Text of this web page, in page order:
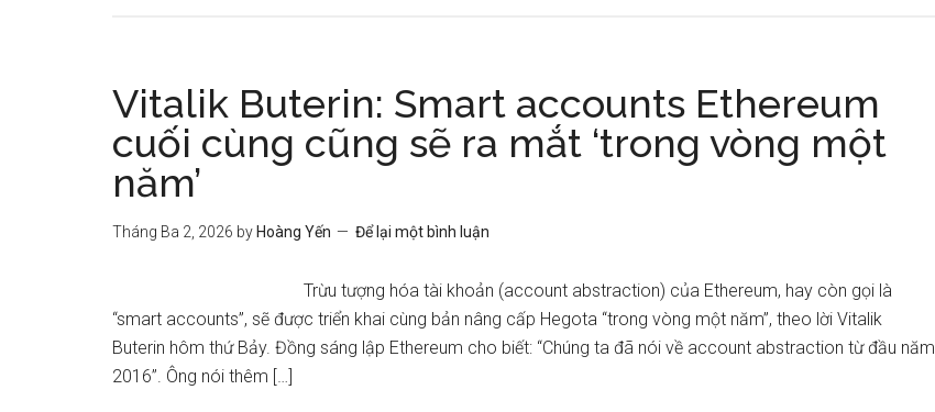
Vitalik Buterin: Smart accounts Ethereum
cuối cùng cũng sẽ ra mắt ‘trong vòng một
năm’
Tháng Ba 2, 2026 by Hoàng Yến Để lại một bình luận
Trừu tượng hóa tài khoản (account abstraction) của Ethereum, hay còn gọi là
“smart accounts”, sẽ được triển khai cùng bản nâng cấp Hegota “trong vòng một năm”, theo lời Vitalik
Buterin hôm thứ Bảy. Đồng sáng lập Ethereum cho biết: “Chúng ta đã nói về account abstraction từ đầu năm
2016”. Ông nói thêm […]